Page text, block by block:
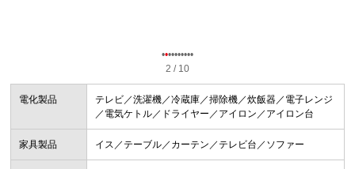
••••••••••
2 / 10
電化製品
テレビ／洗濯機／冷蔵庫／掃除機／炊飯器／電子レンジ
／電気ケトル／ドライヤー／アイロン／アイロン台
家具製品 イス／テーブル／カーテン／テレビ台／ソファー